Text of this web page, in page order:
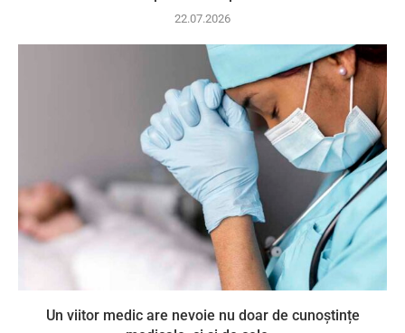
22.07.2026
Un viitor medic are nevoie nu doar de cunoștințe